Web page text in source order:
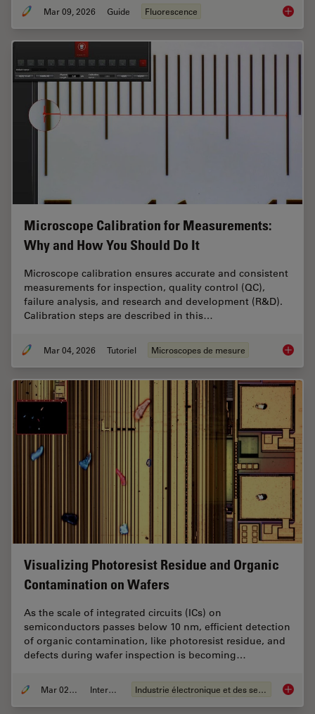
Mar 09, 2026 Guide Fluorescence A
Microscope Calibration for Measurements:
Why and How You Should Do It
Microscope calibration ensures accurate and consistent
measurements for inspection, quality control (QC),
failure analysis, and research and development (R&D).
Calibration steps are described in this…
Mar 04, 2026 Tutoriel Microscopes de mesure
Visualizing Photoresist Residue and Organic
Contamination on Wafers
As the scale of integrated circuits (ICs) on
semiconductors passes below 10 nm, efficient detection
of organic contamination, like photoresist residue, and
defects during wafer inspection is becoming…
Mar 02, 2026 Interviews Industrie électronique et des semi-conducteurs